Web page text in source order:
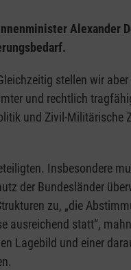
Alexander
stellen wir
und rechtlich
und Zivil-Militärische
Insbesondere
der Bundesländer
zu, „die
statt“,
Lagebild und einer